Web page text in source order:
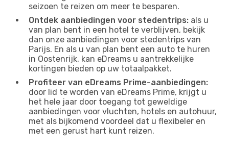
seizoen te reizen om meer te besparen.
Ontdek aanbiedingen voor stedentrips: als u
van plan bent in een hotel te verblijven, bekijk
dan onze aanbiedingen voor stedentrips van
Parijs. En als u van plan bent een auto te huren
in Oostenrijk, kan eDreams u aantrekkelijke
kortingen bieden op uw totaalpakket.
Profiteer van eDreams Prime-aanbiedingen:
door lid te worden van eDreams Prime, krijgt u
het hele jaar door toegang tot geweldige
aanbiedingen voor vluchten, hotels en autohuur,
met als bijkomend voordeel dat u flexibeler en
met een gerust hart kunt reizen.